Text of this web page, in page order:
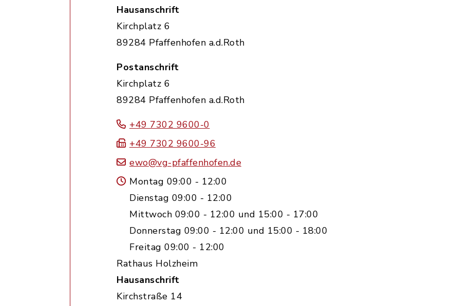
Hausanschrift
Kirchplatz 6
89284 Pfaffenhofen a.d.Roth
Postanschrift
Kirchplatz 6
89284 Pfaffenhofen a.d.Roth
+49 7302 9600-0
+49 7302 9600-96
ewo@vg-pfaffenhofen.de
Montag 09:00 - 12:00
Dienstag 09:00 - 12:00
Mittwoch 09:00 - 12:00 und 15:00 - 17:00
Donnerstag 09:00 - 12:00 und 15:00 - 18:00
Freitag 09:00 - 12:00
Rathaus Holzheim
Hausanschrift
Kirchstraße 14